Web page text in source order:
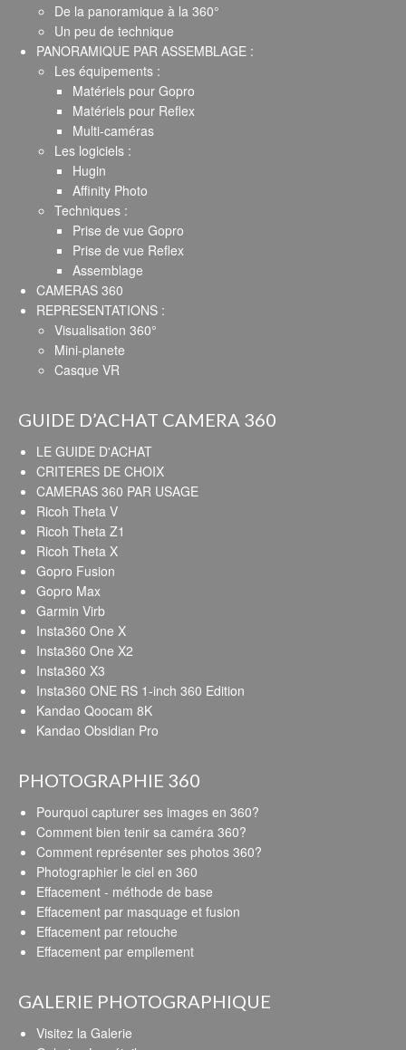
De la panoramique à la 360°
Un peu de technique
PANORAMIQUE PAR ASSEMBLAGE :
Les équipements :
Matériels pour Gopro
Matériels pour Reflex
Multi-caméras
Les logiciels :
Hugin
Affinity Photo
Techniques :
Prise de vue Gopro
Prise de vue Reflex
Assemblage
CAMERAS 360
REPRESENTATIONS :
Visualisation 360°
Mini-planete
Casque VR
GUIDE D’ACHAT CAMERA 360
LE GUIDE D'ACHAT
CRITERES DE CHOIX
CAMERAS 360 PAR USAGE
Ricoh Theta V
Ricoh Theta Z1
Ricoh Theta X
Gopro Fusion
Gopro Max
Garmin Virb
Insta360 One X
Insta360 One X2
Insta360 X3
Insta360 ONE RS 1-inch 360 Edition
Kandao Qoocam 8K
Kandao Obsidian Pro
PHOTOGRAPHIE 360
Pourquoi capturer ses images en 360?
Comment bien tenir sa caméra 360?
Comment représenter ses photos 360?
Photographier le ciel en 360
Effacement - méthode de base
Effacement par masquage et fusion
Effacement par retouche
Effacement par empilement
GALERIE PHOTOGRAPHIQUE
Visitez la Galerie